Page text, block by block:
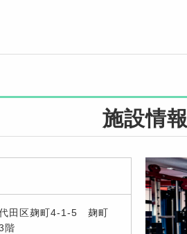
施設情報
田区麹町4-1-5 麹町
階